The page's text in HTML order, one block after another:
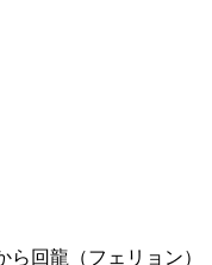
回龍（フェリョン）